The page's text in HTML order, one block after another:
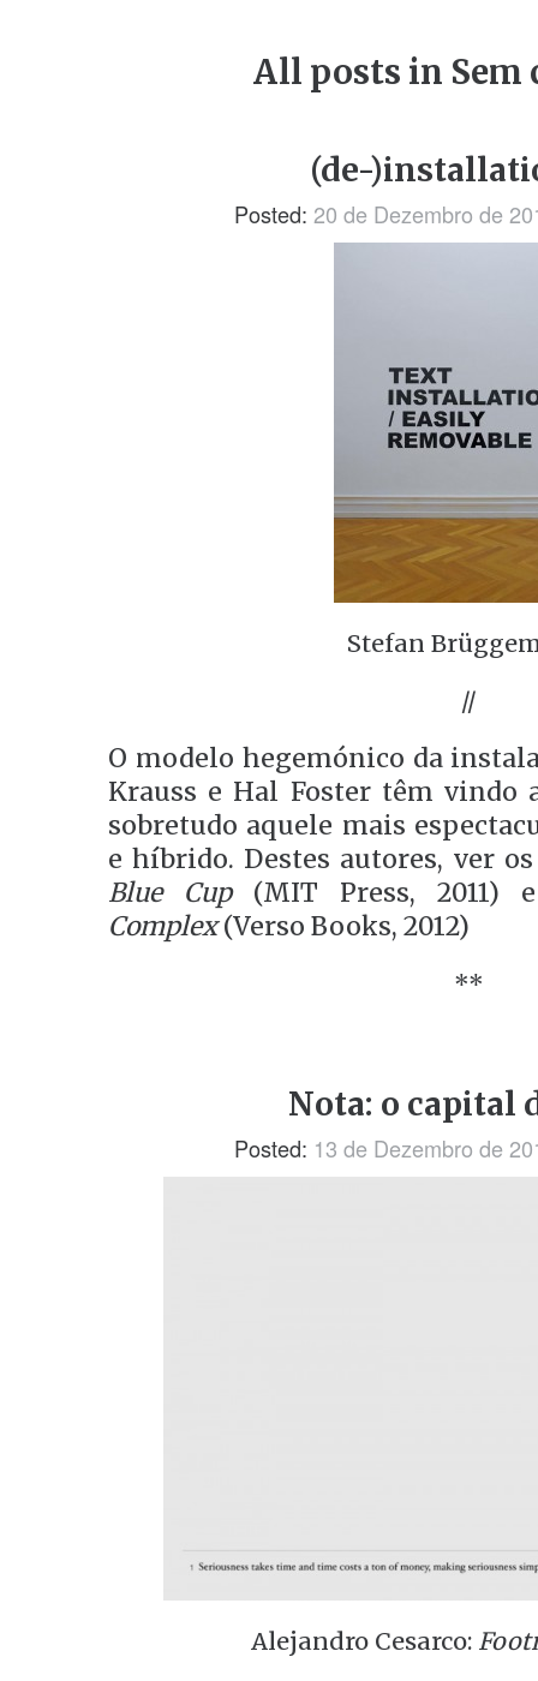
All posts in Sem
(de-
Posted: 20 de Dezembro de
Stefan
//
O modelo hegemónico da
Krauss e Hal Foster têm vindo
sobretudo aquele mais
e híbrido. Destes autores, ver
Blue Cup(MIT Press, 2011)
Complex(Verso Books, 2012)
**
Nota: o capital
Posted: 13 de Dezembro de
Alejandro Cesarco: